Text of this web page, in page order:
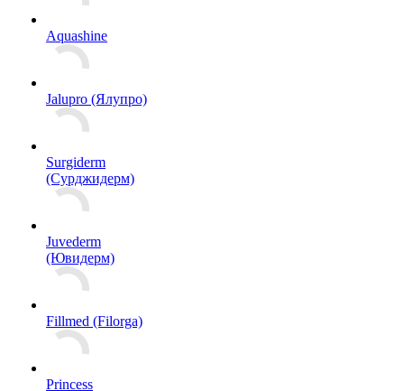
Aquashine
Jalupro (Ялупро)
Surgiderm
(Сурджидерм)
Juvederm
(Ювидерм)
Fillmed (Filorga)
Princess